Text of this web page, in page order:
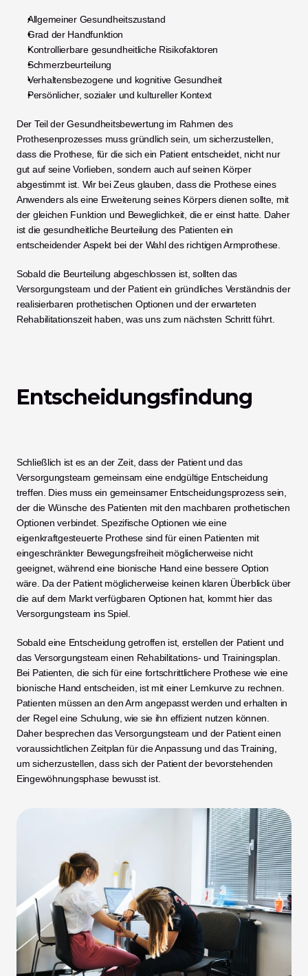
Allgemeiner Gesundheitszustand
Grad der Handfunktion
Kontrollierbare gesundheitliche Risikofaktoren
Schmerzbeurteilung
Verhaltensbezogene und kognitive Gesundheit
Persönlicher, sozialer und kultureller Kontext
Der Teil der Gesundheitsbewertung im Rahmen des
Prothesenprozesses muss gründlich sein, um sicherzustellen,
dass die Prothese, für die sich ein Patient entscheidet, nicht nur
gut auf seine Vorlieben, sondern auch auf seinen Körper
abgestimmt ist. Wir bei Zeus glauben, dass die Prothese eines
Anwenders als eine Erweiterung seines Körpers dienen sollte, mit
der gleichen Funktion und Beweglichkeit, die er einst hatte. Daher
ist die gesundheitliche Beurteilung des Patienten ein
entscheidender Aspekt bei der Wahl des richtigen Armprothese.
Sobald die Beurteilung abgeschlossen ist, sollten das
Versorgungsteam und der Patient ein gründliches Verständnis der
realisierbaren prothetischen Optionen und der erwarteten
Rehabilitationszeit haben, was uns zum nächsten Schritt führt.
Entscheidungsfindung
Schließlich ist es an der Zeit, dass der Patient und das
Versorgungsteam gemeinsam eine endgültige Entscheidung
treffen. Dies muss ein gemeinsamer Entscheidungsprozess sein,
der die Wünsche des Patienten mit den machbaren prothetischen
Optionen verbindet. Spezifische Optionen wie eine
eigenkraftgesteuerte Prothese sind für einen Patienten mit
eingeschränkter Bewegungsfreiheit möglicherweise nicht
geeignet, während eine bionische Hand eine bessere Option
wäre. Da der Patient möglicherweise keinen klaren Überblick über
die auf dem Markt verfügbaren Optionen hat, kommt hier das
Versorgungsteam ins Spiel.
Sobald eine Entscheidung getroffen ist, erstellen der Patient und
das Versorgungsteam einen Rehabilitations- und Trainingsplan.
Bei Patienten, die sich für eine fortschrittlichere Prothese wie eine
bionische Hand entscheiden, ist mit einer Lernkurve zu rechnen.
Patienten müssen an den Arm angepasst werden und erhalten in
der Regel eine Schulung, wie sie ihn effizient nutzen können.
Daher besprechen das Versorgungsteam und der Patient einen
voraussichtlichen Zeitplan für die Anpassung und das Training,
um sicherzustellen, dass sich der Patient der bevorstehenden
Eingewöhnungsphase bewusst ist.